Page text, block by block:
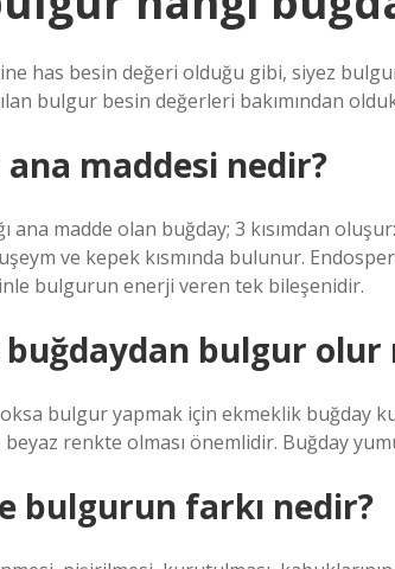
has besin değeri olduğu gibi, siyez
bulgur besin değerleri bakımından
maddesi nedir?
ana madde olan buğday; 3 kısımdan
ve kepek kısmında bulunur.
bulgurun enerji veren tek bileşenidir.
bulgur olur
bulgur yapmak için ekmeklik buğday
beyaz renkte olması önemlidir. Buğday
bulgurun farkı nedir?